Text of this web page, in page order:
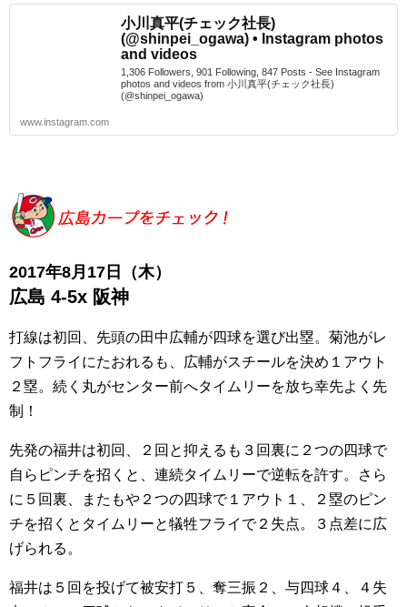
小川真平(チェック社長)
(@shinpei_ogawa) • Instagram photos
and videos
1,306 Followers, 901 Following, 847 Posts - See Instagram
photos and videos from 小川真平(チェック社長)
(@shinpei_ogawa)
www.instagram.com
2017年8月17 日（木）
広島 4-5x 阪神
打線は初回、先頭の田中広輔が四球を選び出塁。菊池がレ
フトフライにたおれるも、広輔がスチールを決め１アウト
２塁。続く丸がセンター前へタイムリーを放ち幸先よく先
制！
先発の福井は初回、２回と抑えるも３回裏に２つの四球で
自らピンチを招くと、連続タイムリーで逆転を許す。さら
に５回裏、またもや２つの四球で１アウト１、２塁のピン
チを招くとタイムリーと犠牲フライで２失点。３点差に広
げられる。
福井は５回を投げて被安打５、奪三振２、与四球４、４失